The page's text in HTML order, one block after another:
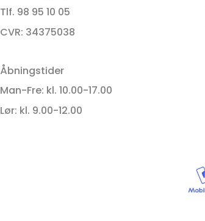
Tlf. 98 95 10 05
CVR: 34375038
Åbningstider
Man-Fre: kl. 10.00-17.00
Lør: kl. 9.00-12.00